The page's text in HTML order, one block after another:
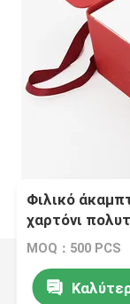
Φιλικό
χαρτόνι
το άρωμα
MOQ：500 PCS